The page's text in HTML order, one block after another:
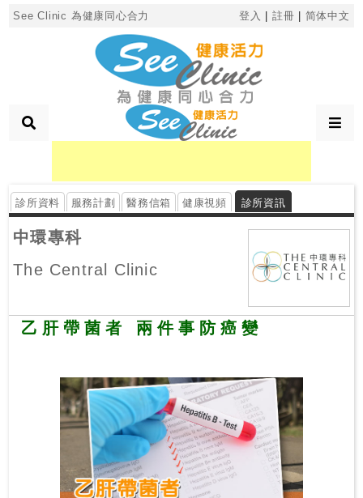
See Clinic 為健康同心合力 登入 註冊 简体中文
診
所
搜
尋
所
按
區
×
診所資料 服務計劃 醫務信箱 健康視頻 診所資訊
中環專科
The Central Clinic
乙肝帶菌者 兩件事防癌變